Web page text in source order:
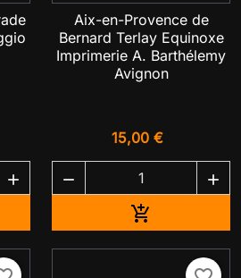

Aix-en-Provence de
Bernard Terlay Equinoxe
Imprimerie A. Barthélemy
Avignon
15,00 €
 
